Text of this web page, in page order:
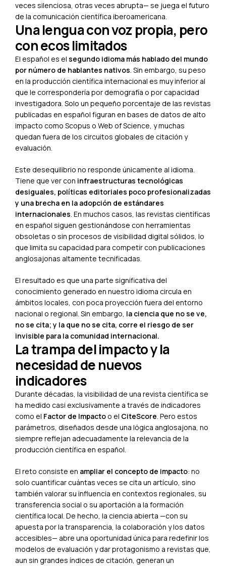
veces silenciosa, otras veces abrupta— se juega el futuro
de la comunicación científica iberoamericana.
Una lengua con voz propia, pero
con ecos limitados
El español es el segundo idioma más hablado del mundo
por número de hablantes nativos. Sin embargo, su peso
en la producción científica internacional es muy inferior al
que le correspondería por demografía o por capacidad
investigadora. Solo un pequeño porcentaje de las revistas
publicadas en español figuran en bases de datos de alto
impacto como Scopus o Web of Science, y muchas
quedan fuera de los circuitos globales de citación y
evaluación.
Este desequilibrio no responde únicamente al idioma.
Tiene que ver con infraestructuras tecnológicas
desiguales, políticas editoriales poco profesionalizadas
y una brecha en la adopción de estándares
internacionales. En muchos casos, las revistas científicas
en español siguen gestionándose con herramientas
obsoletas o sin procesos de visibilidad digital sólidos, lo
que limita su capacidad para competir con publicaciones
anglosajonas altamente tecnificadas.
El resultado es que una parte significativa del
conocimiento generado en nuestro idioma circula en
ámbitos locales, con poca proyección fuera del entorno
nacional o regional. Sin embargo, la ciencia que no se ve,
no se cita; y la que no se cita, corre el riesgo de ser
invisible para la comunidad internacional.
La trampa del impacto y la
necesidad de nuevos
indicadores
Durante décadas, la visibilidad de una revista científica se
ha medido casi exclusivamente a través de indicadores
como el Factor de Impactoo el CiteScore. Pero estos
parámetros, diseñados desde una lógica anglosajona, no
siempre reflejan adecuadamente la relevancia de la
producción científica en español.
El reto consiste en ampliar el concepto de impacto: no
solo cuantificar cuántas veces se cita un artículo, sino
también valorar su influencia en contextos regionales, su
transferencia social o su aportación a la formación
científica local. De hecho, la ciencia abierta —con su
apuesta por la transparencia, la colaboración y los datos
accesibles— abre una oportunidad única para redefinir los
modelos de evaluación y dar protagonismo a revistas que,
aun sin grandes índices de citación, generan un